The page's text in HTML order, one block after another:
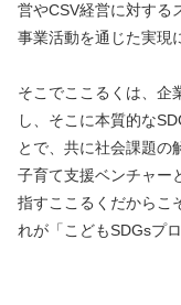
営やCSV経営に対する
事業活動を通じた実現
そこでここるくは、企
し、そこに本質的な
とで、共に社会課題の
子育て支援ベンチャー
指すここるくだからこ
れが「こどもSDGsプ